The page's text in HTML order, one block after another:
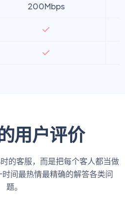
200Mbps
用户评价
的客服，而是把每个客人都当做
间最热情最精确的解答各类问
题。